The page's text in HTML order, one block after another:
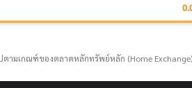
ตามเกณฑ์ของตลาดหลักทรัพย์หลัก (Home Exchange)